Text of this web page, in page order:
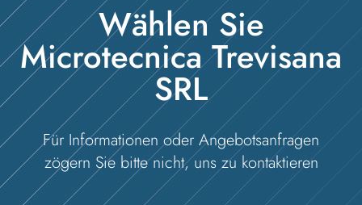
Wählen Sie
Microtecnica Trevisana
SRL
Für Informationen oder Angebotsanfragen
zögern Sie bitte nicht, uns zu kontaktieren